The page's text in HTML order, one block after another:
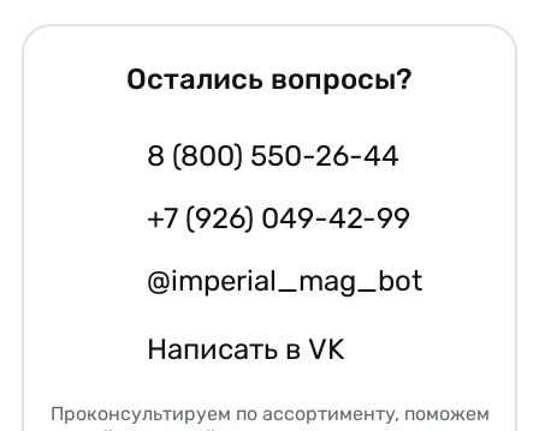
Остались вопросы?
8 (800) 550-26-44
+7 (926) 049-42-99
@imperial_mag_bot
Написать в VK
Проконсультируем по ассортименту, поможем